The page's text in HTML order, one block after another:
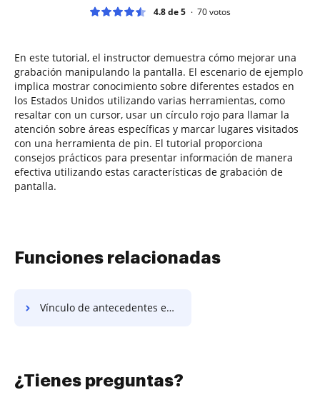
4.8 de 5 70votos
En este tutorial, el instructor demuestra cómo mejorar una
grabación manipulando la pantalla. El escenario de ejemplo
implica mostrar conocimiento sobre diferentes estados en
los Estados Unidos utilizando varias herramientas, como
resaltar con un cursor, usar un círculo rojo para llamar la
atención sobre áreas específicas y marcar lugares visitados
con una herramienta de pin. El tutorial proporciona
consejos prácticos para presentar información de manera
efectiva utilizando estas características de grabación de
pantalla.
Funciones relacionadas
Vínculo de antecedentes en la Plantilla del Acuerdo de Alianza Estratégica
¿Tienes preguntas?